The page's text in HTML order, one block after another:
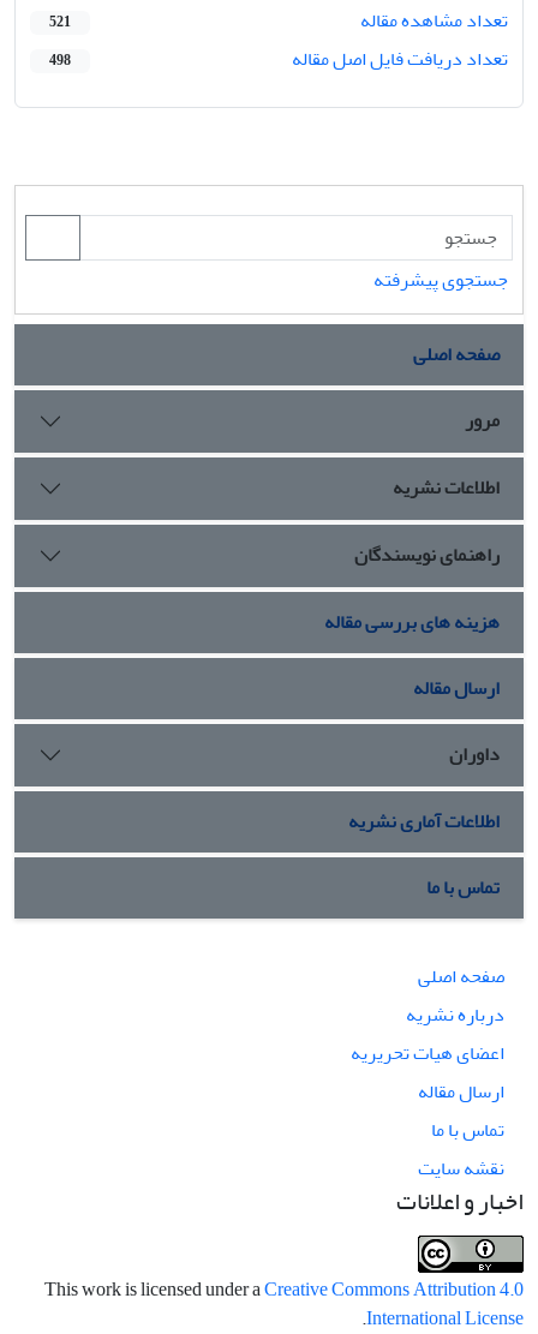
تعداد مشاهده مقاله
521
تعداد دریافت فایل اصل مقاله 498
جستجوی پیشرفته
صفحه اصلی
مرور
اطلاعات نشریه
راهنمای نویسندگان
هزینه های بررسی مقاله
ارسال مقاله
داوران
اطلاعات آماری نشریه
تماس با ما
صفحه اصلی
درباره نشریه
اعضای هیات تحریریه
ارسال مقاله
تماس با ما
نقشه سایت
اخبار و اعلانات
This work is licensed under aCreative Commons Attribution 4.0
International License
.